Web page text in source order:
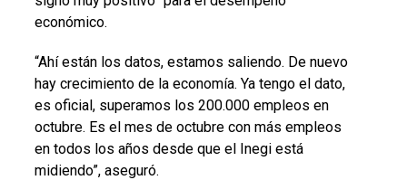
económico.
“Ahí están los datos, estamos saliendo. De nuevo
hay crecimiento de la economía. Ya tengo el dato,
es oficial, superamos los 200.000 empleos en
octubre. Es el mes de octubre con más empleos
en todos los años desde que el Inegi está
midiendo”, aseguró.